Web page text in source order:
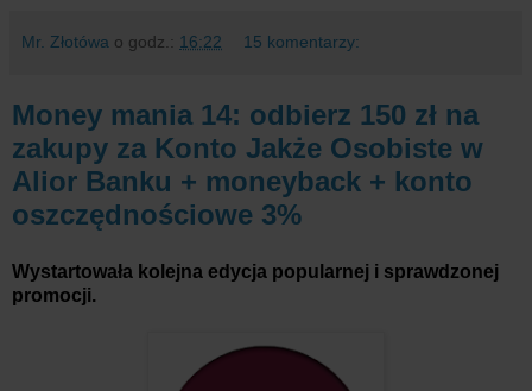
Mr. Złotówa o godz.: 16:22 15 komentarzy:
Money mania 14: odbierz 150 zł na
zakupy za Konto Jakże Osobiste w
Alior Banku + moneyback + konto
oszczędnościowe 3%
Wystartowała kolejna edycja popularnej i sprawdzonej
promocji.